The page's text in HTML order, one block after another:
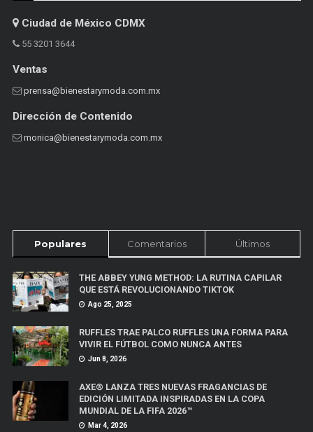
Ciudad de México CDMX
55 3201 3644
Ventas
prensa@bienestarymoda.com.mx
Dirección de Contenido
monica@bienestarymoda.com.mx
Populares Comentarios Últimos
THE ABBEY YUNG METHOD: LA RUTINA CAPILAR
QUE ESTÁ REVOLUCIONANDO TIKTOK
Ago 25, 2025
RUFFLES TRAE PALCO RUFFLES UNA FORMA PARA
VIVIR EL FÚTBOL COMO NUNCA ANTES
Jun 8, 2026
AXE® LANZA TRES NUEVAS FRAGANCIAS DE
EDICIÓN LIMITADA INSPIRADAS EN LA COPA
MUNDIAL DE LA FIFA 2026™
Mar 4, 2026